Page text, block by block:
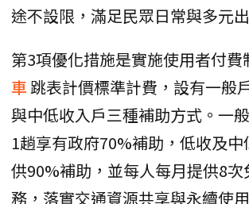
途不設限，滿足民眾日常與多元
第3項優化措施是實施使用者付費
車跳表計價標準計費，設有一般
與中低收入戶三種補助方式。一
1趟享有政府70%補助，低收及
供90%補助，並每人每月提供8
務，落實交通資源共享與永續使